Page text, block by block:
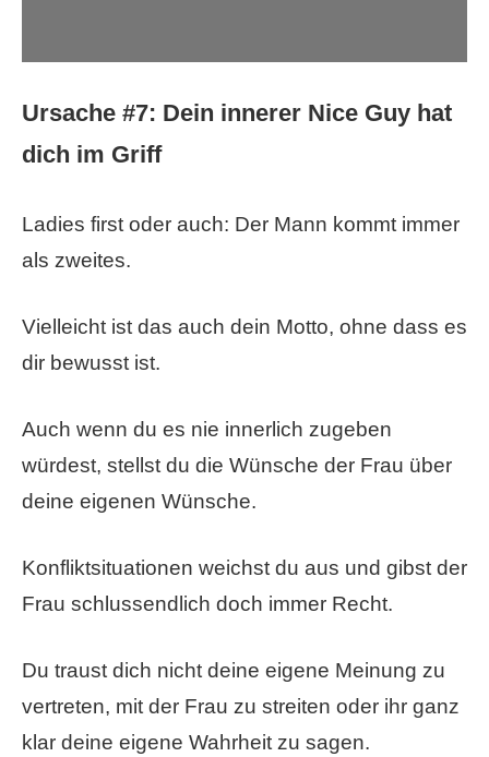
Ursache #7: Dein innerer Nice Guy hat
dich im Griff
Ladies first oder auch: Der Mann kommt immer
als zweites.
Vielleicht ist das auch dein Motto, ohne dass es
dir bewusst ist.
Auch wenn du es nie innerlich zugeben
würdest, stellst du die Wünsche der Frau über
deine eigenen Wünsche.
Konfliktsituationen weichst du aus und gibst der
Frau schlussendlich doch immer Recht.
Du traust dich nicht deine eigene Meinung zu
vertreten, mit der Frau zu streiten oder ihr ganz
klar deine eigene Wahrheit zu sagen.